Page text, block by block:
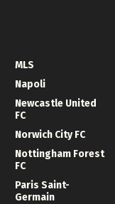
MLS
Napoli
Newcastle United
FC
Norwich City FC
Nottingham Forest
FC
Paris Saint-
Germain